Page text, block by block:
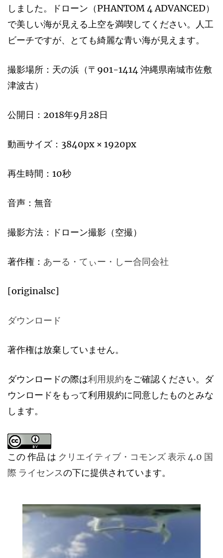
しました。ドローン（PHANTOM 4 ADVANCED）
で美しい海が見える上空を満喫してください。人工
ビーチですが、とても綺麗な青い海が見えます。
撮影場所：天の浜（〒901-1414 沖縄県南城市佐敷
津波古）
公開日：2018年9月28日
動画サイズ：3840px × 1920px
再生時間：10秒
音声：無音
撮影方法：ドローン撮影（空撮）
著作権： あーる・てぃー・しー合同会社
[originalsc]
ダウンロード
著作権は放棄していません。
ダウンロードの際は利用規約をご確認ください。ダ
ウンロードをもって利用規約に同意したものとみな
します。
この 作品 は クリエイティブ・コモンズ 表示 4.0 国
際 ライセンスの下に提供されています。